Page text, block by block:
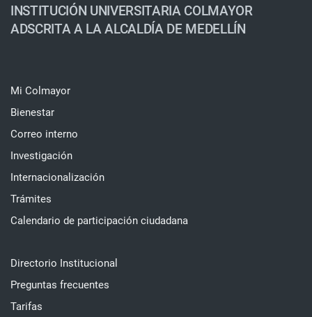
INSTITUCIÓN UNIVERSITARIA COLMAYOR
ADSCRITA A LA ALCALDÍA DE MEDELLÍN
Mi Colmayor
Bienestar
Correo interno
Investigación
Internacionalización
Trámites
Calendario de participación ciudadana
Directorio Institucional
Preguntas frecuentes
Tarifas